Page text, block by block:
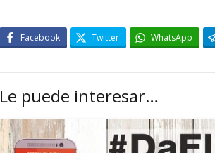
Facebook Twitter WhatsApp
Le puede interesar…